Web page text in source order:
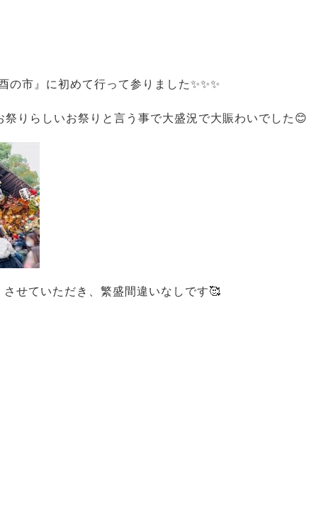
市』に初めて行って参りました✨✨✨
りらしいお祭りと言う事で大盛況で大賑わいでした😊
せていただき、繁盛間違いなしです🥰